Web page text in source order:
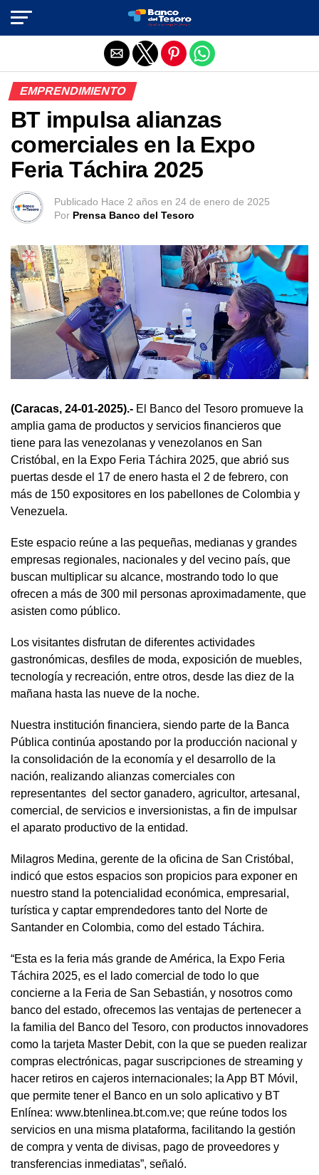
EMPRENDIMIENTO
BT impulsa alianzas
comerciales en la Expo
Feria Táchira 2025
Publicado Hace 2 años en 24 de enero de 2025
Por Prensa Banco del Tesoro
(Caracas, 24-01-2025).- El Banco del Tesoro promueve la
amplia gama de productos y servicios financieros que
tiene para las venezolanas y venezolanos en San
Cristóbal, en la Expo Feria Táchira 2025, que abrió sus
puertas desde el 17 de enero hasta el 2 de febrero, con
más de 150 expositores en los pabellones de Colombia y
Venezuela.
Este espacio reúne a las pequeñas, medianas y grandes
empresas regionales, nacionales y del vecino país, que
buscan multiplicar su alcance, mostrando todo lo que
ofrecen a más de 300 mil personas aproximadamente, que
asisten como público.
Los visitantes disfrutan de diferentes actividades
gastronómicas, desfiles de moda, exposición de muebles,
tecnología y recreación, entre otros, desde las diez de la
mañana hasta las nueve de la noche.
Nuestra institución financiera, siendo parte de la Banca
Pública continúa apostando por la producción nacional y
la consolidación de la economía y el desarrollo de la
nación, realizando alianzas comerciales con
representantes del sector ganadero, agricultor, artesanal,
comercial, de servicios e inversionistas, a fin de impulsar
el aparato productivo de la entidad.
Milagros Medina, gerente de la oficina de San Cristóbal,
indicó que estos espacios son propicios para exponer en
nuestro stand la potencialidad económica, empresarial,
turística y captar emprendedores tanto del Norte de
Santander en Colombia, como del estado Táchira.
“Esta es la feria más grande de América, la Expo Feria
Táchira 2025, es el lado comercial de todo lo que
concierne a la Feria de San Sebastián, y nosotros como
banco del estado, ofrecemos las ventajas de pertenecer a
la familia del Banco del Tesoro, con productos innovadores
como la tarjeta Master Debit, con la que se pueden realizar
compras electrónicas, pagar suscripciones de streaming y
hacer retiros en cajeros internacionales; la App BT Móvil,
que permite tener el Banco en un solo aplicativo y BT
Enlínea: www.btenlinea.bt.com.ve; que reúne todos los
servicios en una misma plataforma, facilitando la gestión
de compra y venta de divisas, pago de proveedores y
transferencias inmediatas”, señaló.
Salir de la versión móvil